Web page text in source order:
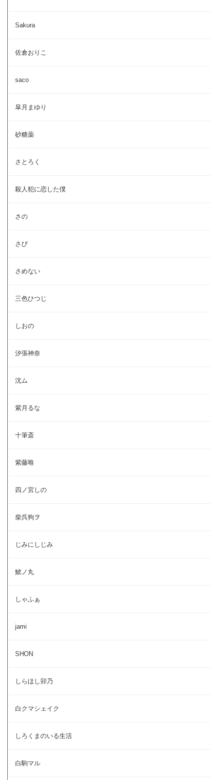
Sakura
佐倉おりこ
saco
皐月まゆり
砂糖薬
さとろく
殺人犯に恋した僕
さの
さび
さめない
三色ひつじ
しおの
汐張神奈
沈ム
紫月るな
十筆斎
紫藤唯
四ノ宮しの
柴呉狗ヲ
じみにしじみ
鯱ノ丸
しゃふぁ
jami
SHON
しらほし卯乃
白クマシェイク
しろくまのいる生活
白駒マル